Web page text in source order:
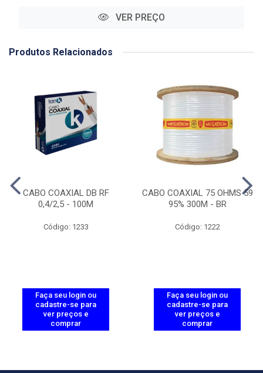
VER PREÇO
Produtos Relacionados
CABO COAXIAL DB RF
0,4/2,5 - 100M
Código: 1233
Faça seu login ou
cadastre-se para
ver preços e
comprar
CABO COAXIAL 75 OHMS 59
95% 300M - BR
Código: 1222
Faça seu login ou
cadastre-se para
ver preços e
comprar